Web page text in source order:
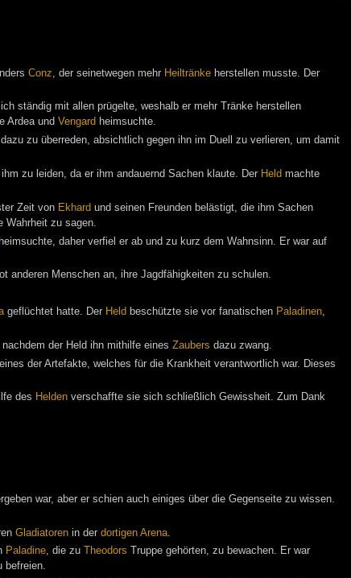
Conz , der seinetwegen mehr Heiltränke herstellen musste. Der
ständig mit allen prügelte, weshalb er mehr Tränke herstellen
Ardea und Vengard heimsuchte.
zu überreden, absichtlich gegen ihn im Duell zu verlieren, um damit
ihm zu leiden, da er ihm andauernd Sachen klaute. Der Held machte
Zeit von Ekhard und seinen Freunden belästigt, die ihm Sachen
Wahrheit zu sagen.
heimsuchte, daher verfiel er ab und zu kurz dem Wahnsinn. Er war auf
anderen Menschen an, ihre Jagdfähigkeiten zu schulen.
geflüchtet hatte. Der Held beschützte sie vor fanatischen Paladinen,
nachdem der Held ihn mithilfe eines Zaubers dazu zwang.
der Artefakte, welches für die Krankheit verantwortlich war. Dieses
des Helden verschaffte sie sich schließlich Gewissheit. Zum Dank
war, aber er schien auch einiges über die Gegenseite zu wissen.
Gladiatoren in der dortigen Arena
Paladine, die zu Theodors Truppe gehörten, zu bewachen. Er war
befreien.